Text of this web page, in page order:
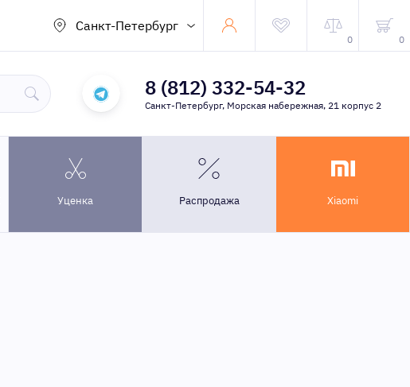
Санкт-Петербург
0 0
8 (812) 332-54-32
Санкт-Петербург, Морская набережная, 21 корпус 2
Уценка Распродажа Xiaomi